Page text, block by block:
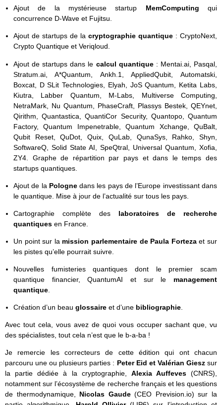
Ajout de la mystérieuse startup MemComputingqui
concurrence D-Wave et Fujitsu.
Ajout de startups de la cryptographie quantique : CryptoNext,
Crypto Quantique et Veriqloud.
Ajout de startups dans le calcul quantique : Mentai.ai, Pasqal,
Stratum.ai, A*Quantum, Ankh.1, AppliedQubit, Automatski,
Boxcat, D SLit Technologies, Elyah, JoS Quantum, Ketita Labs,
Kiutra, Labber Quantum, M-Labs, Multiverse Computing,
NetraMark, Nu Quantum, PhaseCraft, Plassys Bestek, QEYnet,
Qirithm, Quantastica, QuantiCor Security, Quantopo, Quantum
Factory, Quantum Impenetrable, Quantum Xchange, QuBalt,
Qubit Reset, QuDot, Quix, QuLab, QunaSys, Rahko, Shyn,
SoftwareQ, Solid State AI, SpeQtral, Universal Quantum, Xofia,
ZY4. Graphe de répartition par pays et dans le temps des
startups quantiques.
Ajout de la Polognedans les pays de l’Europe investissant dans
le quantique. Mise à jour de l’actualité sur tous les pays.
Cartographie complète des laboratoires de recherche
quantiques en France.
Un point sur la mission parlementaire de Paula Fortezaet sur
les pistes qu’elle pourrait suivre.
Nouvelles fumisteries quantiques dont le premier scam
quantique financier, QuantumAI et sur le management
quantique.
Création d’un beau glossaire et d’une bibliographie.
Avec tout cela, vous avez de quoi vous occuper sachant que, vu
des spécialistes, tout cela n’est que le b-a-ba !
Je remercie les correcteurs de cette édition qui ont chacun
parcouru une ou plusieurs parties : Peter Eid et Valérian Gieszsur
la partie dédiée à la cryptographie, Alexia Auffeves (CNRS),
notamment sur l’écosystème de recherche français et les questions
de thermodynamique, Nicolas Gaude(CEO Prevision.io) sur la